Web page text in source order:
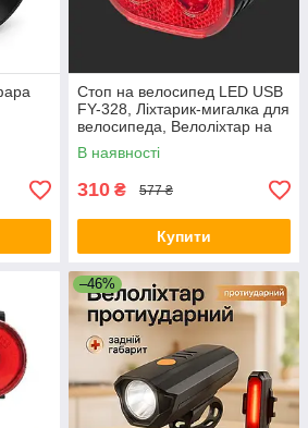
Стоп на велосипед LED USB
FY-328, Ліхтарик-мигалка для
велосипеда, Велоліхтар на
багажник KF-45
В наявності
310 ₴ 577 ₴
Купити
–46%